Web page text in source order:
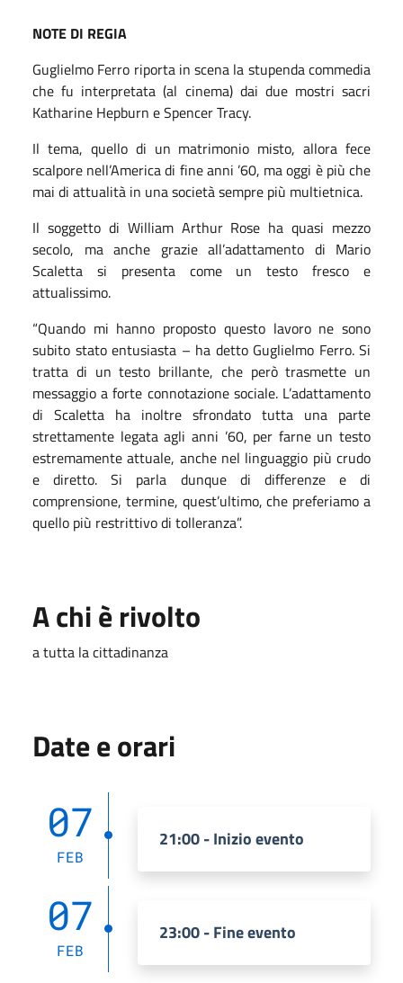
NOTE DI REGIA
Guglielmo Ferro riporta in scena la stupenda commedia
che fu interpretata (al cinema) dai due mostri sacri
Katharine Hepburn e Spencer Tracy.
Il tema, quello di un matrimonio misto, allora fece
scalpore nell’America di fine anni ’60, ma oggi è più che
mai di attualità in una società sempre più multietnica.
Il soggetto di William Arthur Rose ha quasi mezzo
secolo, ma anche grazie all’adattamento di Mario
Scaletta si presenta come un testo fresco e
attualissimo.
“Quando mi hanno proposto questo lavoro ne sono
subito stato entusiasta – ha detto Guglielmo Ferro. Si
tratta di un testo brillante, che però trasmette un
messaggio a forte connotazione sociale. L’adattamento
di Scaletta ha inoltre sfrondato tutta una parte
strettamente legata agli anni ’60, per farne un testo
estremamente attuale, anche nel linguaggio più crudo
e diretto. Si parla dunque di differenze e di
comprensione, termine, quest’ultimo, che preferiamo a
quello più restrittivo di tolleranza”.
A chi è rivolto
a tutta la cittadinanza
Date e orari
07
FEB
21:00 - Inizio evento
07
FEB
23:00 - Fine evento